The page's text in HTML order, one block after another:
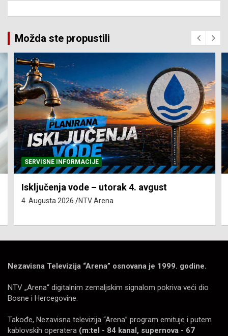
Možda ste propustili
SERVISNE INFORMACIJE
Isključenja vode – utorak 4. avgust
4. Augusta 2026. NTV Arena
Nezavisna Televizija “Arena” osnovana je 1999. godine.
NTV „Arena“ digitalnim zemaljskim signalom pokriva veći dio
Bosne i Hercegovine.
Takođe, Nezavisna televizija “Arena” program emituje i putem
kablovskih operatera (m:tel - 84 kanal, supernova - 67